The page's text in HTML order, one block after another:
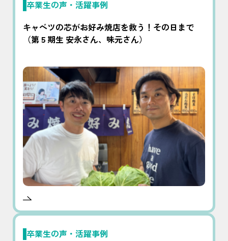
卒業生の声・活躍事例
キャベツの芯がお好み焼店を救う！その日まで
（第５期生 安永さん、味元さん）
卒業生の声・活躍事例